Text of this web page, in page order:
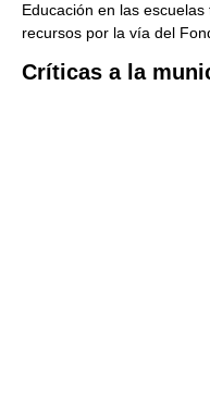
Educación en las
recursos por la vía del
Críticas a la